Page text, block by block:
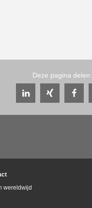
Deze pagina delen:
wereldwijd